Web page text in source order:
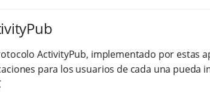
ActivityPub, implementado por estas
para los usuarios de cada una pueda